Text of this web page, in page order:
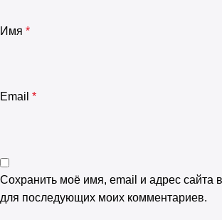
Имя *
Email *
Сохранить моё имя, email и адрес сайта
для последующих моих комментариев.